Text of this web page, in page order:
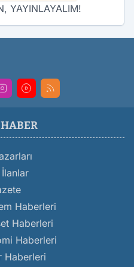
YAYINLAYALIM!
Haberleri
Haberleri
Haberleri
Haberleri